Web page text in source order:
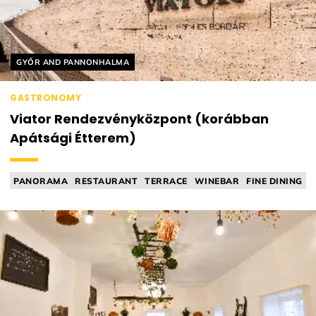
Helyszín címkék:
GYŐR AND PANNONHALMA
GASTRONOMY
Viator Rendezvényközpont (korábban
Apátsági Étterem)
PANORAMA RESTAURANT TERRACE WINEBAR FINE DINING